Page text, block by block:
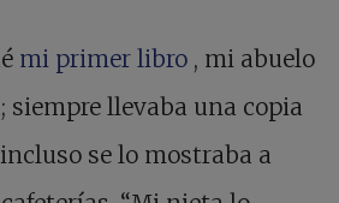
mi primer libro , mi abuelo
siempre llevaba una copia
se lo mostraba a